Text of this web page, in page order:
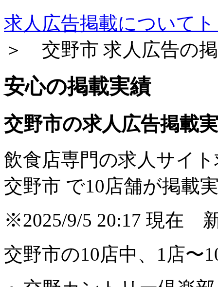
求人広告掲載について
＞ 交野市 求人広告の
安心の掲載実績
交野市の求人広告掲載
飲食店専門の求人サイ
交野市 で10店舗が掲載
※2025/9/5 20:17 現在
交野市の10店中、1店〜